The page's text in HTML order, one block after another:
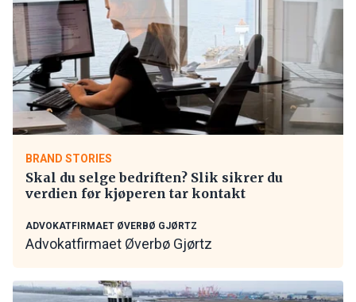
BRAND STORIES
Skal du selge bedriften? Slik sikrer du
verdien før kjøperen tar kontakt
ADVOKATFIRMAET ØVERBØ GJØRTZ
Advokatfirmaet Øverbø Gjørtz